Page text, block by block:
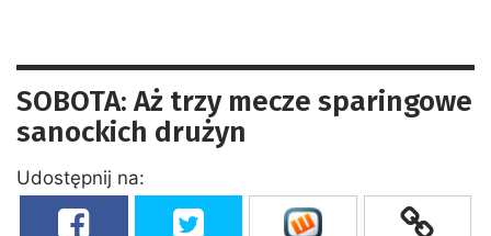
SOBOTA: Aż trzy mecze sparingowe
sanockich drużyn
Udostępnij na: